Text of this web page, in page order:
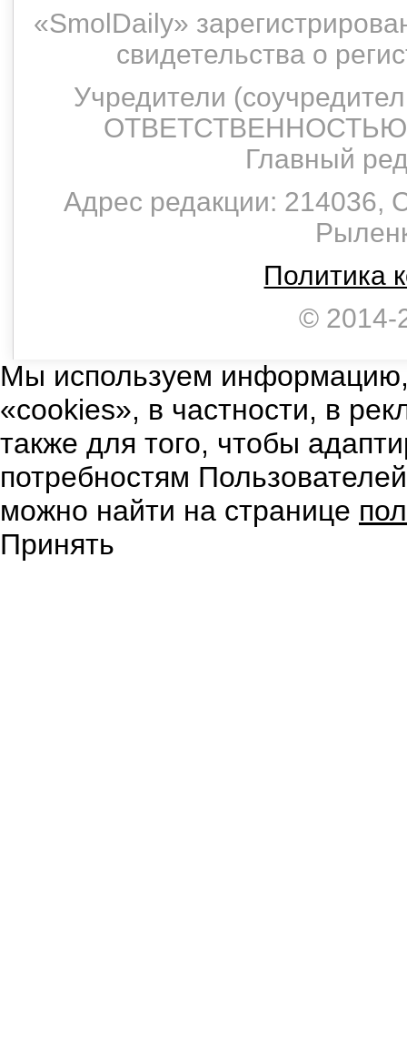
«SmolDaily»
свидетельства о
Учредители
Главный
Адрес редакции: 214036,
Политика
© 2014-
Мы используем
«cookies», в частности, в
также для того, чтобы
потребностям
можно найти на странице
Принять